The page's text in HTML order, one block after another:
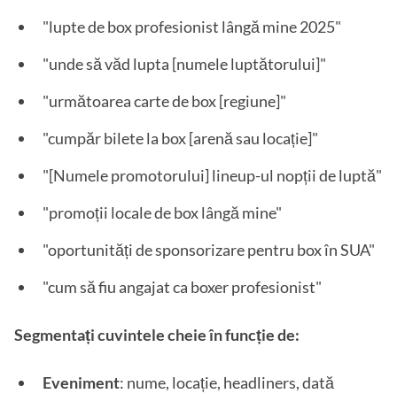
"lupte de box profesionist lângă mine 2025"
"unde să văd lupta [numele luptătorului]"
"următoarea carte de box [regiune]"
"cumpăr bilete la box [arenă sau locație]"
"[Numele promotorului] lineup-ul nopții de luptă"
"promoții locale de box lângă mine"
"oportunități de sponsorizare pentru box în SUA"
"cum să fiu angajat ca boxer profesionist"
Segmentați cuvintele cheie în funcție de:
Eveniment: nume, locație, headliners, dată